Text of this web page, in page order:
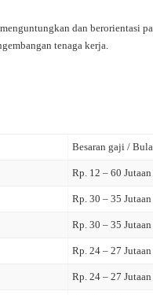
dan berorientasi
tenaga kerja.
Besaran gaji /
Rp. 12 – 60 Jutaan
Rp. 30 – 35 Jutaan
Rp. 30 – 35 Jutaan
Rp. 24 – 27 Jutaan
Rp. 24 – 27 Jutaan